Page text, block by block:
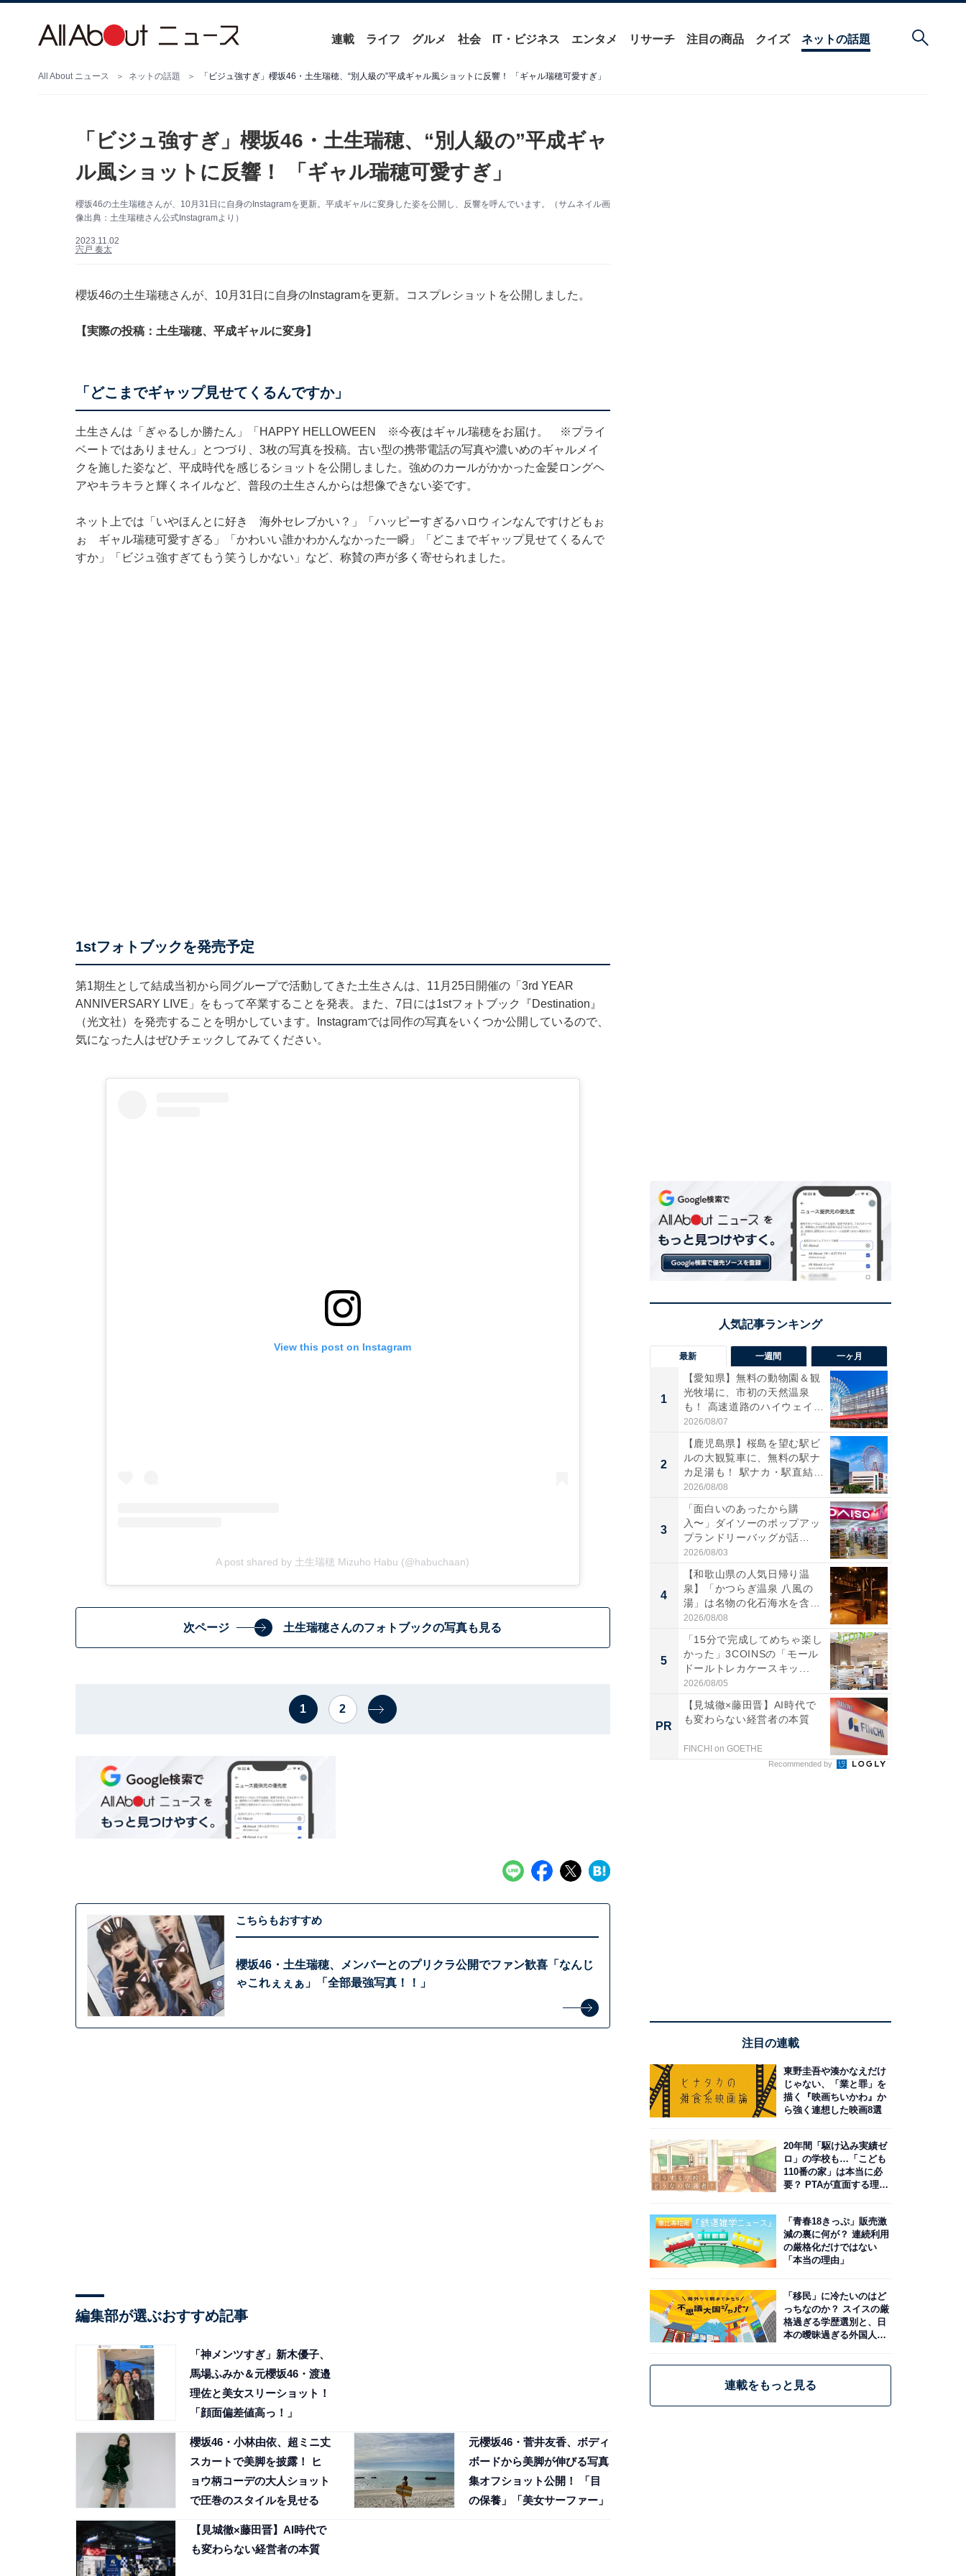
連載 ライフ グルメ 社会 IT・ビジネス エンタメ リサーチ 注目の商品 クイズ ネットの話題
All About ニュース ネットの話題 「ビジュ強すぎ」櫻坂46・土生瑞穂、“別人級の”平成ギャル風ショットに反響！ 「ギャル瑞穂可愛すぎ」
「ビジュ強すぎ」櫻坂46・土生瑞穂、“別人級の”平成ギャ
ル風ショットに反響！ 「ギャル瑞穂可愛すぎ」
櫻坂46の土生瑞穂さんが、10月31日に自身のInstagramを更新。平成ギャルに変身した姿を公開し、反響を呼んでいます。（サムネイル画
像出典：土生瑞穂さん公式Instagramより）
2023.11.02
宍戸 奏太
櫻坂46の土生瑞穂さんが、10月31日に自身のInstagramを更新。コスプレショットを公開しました。
【実際の投稿：土生瑞穂、平成ギャルに変身】
「どこまでギャップ見せてくるんですか」
土生さんは「ぎゃるしか勝たん」「HAPPY HELLOWEEN ※今夜はギャル瑞穂をお届け。 ※プライ
ベートではありません」とつづり、3枚の写真を投稿。古い型の携帯電話の写真や濃いめのギャルメイ
クを施した姿など、平成時代を感じるショットを公開しました。強めのカールがかかった金髪ロングヘ
アやキラキラと輝くネイルなど、普段の土生さんからは想像できない姿です。
ネット上では「いやほんとに好き 海外セレブかい？」「ハッピーすぎるハロウィンなんですけどもぉ
ぉ ギャル瑞穂可愛すぎる」「かわいい誰かわかんなかった一瞬」「どこまでギャップ見せてくるんで
すか」「ビジュ強すぎてもう笑うしかない」など、称賛の声が多く寄せられました。
1stフォトブックを発売予定
第1期生として結成当初から同グループで活動してきた土生さんは、11月25日開催の「3rd YEAR
ANNIVERSARY LIVE」をもって卒業することを発表。また、7日には1stフォトブック『Destination』
（光文社）を発売することを明かしています。Instagramでは同作の写真をいくつか公開しているので、
気になった人はぜひチェックしてみてください。
View this post on Instagram
A post shared by 土生瑞穂 Mizuho Habu (@habuchaan)
次ページ 土生瑞穂さんのフォトブックの写真も見る
1 2
こちらもおすすめ
櫻坂46・土生瑞穂、メンバーとのプリクラ公開でファン歓喜「なんじ
ゃこれぇぇぁ」「全部最強写真！！」
編集部が選ぶおすすめ記事
「神メンツすぎ」新木優子、
馬場ふみか＆元櫻坂46・渡邉
理佐と美女スリーショット！
「顔面偏差値高っ！」
櫻坂46・小林由依、超ミニ丈
スカートで美脚を披露！ ヒ
ョウ柄コーデの大人ショット
で圧巻のスタイルを見せる
元櫻坂46・菅井友香、ボディ
ボードから美脚が伸びる写真
集オフショット公開！ 「目
の保養」「美女サーファー」
【見城徹×藤田晋】AI時代で
も変わらない経営者の本質
最新 一週間 一ヶ月
1
【愛知県】無料の動物園＆観
光牧場に、市初の天然温泉
も！ 高速道路のハイウェイオ
ア...
2026/08/07
2
【鹿児島県】桜島を望む駅ビ
ルの大観覧車に、無料の駅ナ
カ足湯も！ 駅ナカ・駅直結
ス...
2026/08/08
3
「面白いのあったから購
入〜」ダイソーのポップアッ
プランドリーバッグが話
題。“さま...
2026/08/03
4
【和歌山県の人気日帰り温
泉】「かつらぎ温泉 八風の
湯」は名物の化石海水を含ん
だ濃...
2026/08/08
5
「15分で完成してめちゃ楽し
かった」3COINSの「モール
ドールトレカケースキッ...
2026/08/05
PR
【見城徹×藤田晋】AI時代で
も変わらない経営者の本質
FINCHI on GOETHE
Recommended by
注目の連載
東野圭吾や湊かなえだけ
じゃない、「業と罪」を
描く『映画ちいかわ』か
ら強く連想した映画8選
20年間「駆け込み実績ゼ
ロ」の学校も…「こども
110番の家」は本当に必
要？ PTAが直面する理想
「青春18きっぷ」販売激
減の裏に何が？ 連続利用
の厳格化だけではない
「本当の理由」
「移民」に冷たいのはど
っちなのか？ スイスの厳
格過ぎる学歴選別と、日
本の曖昧過ぎる外国人政
連載をもっと見る